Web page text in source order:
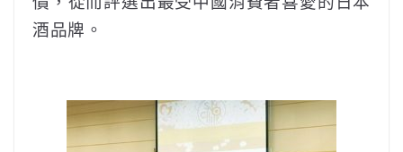
酒品牌。